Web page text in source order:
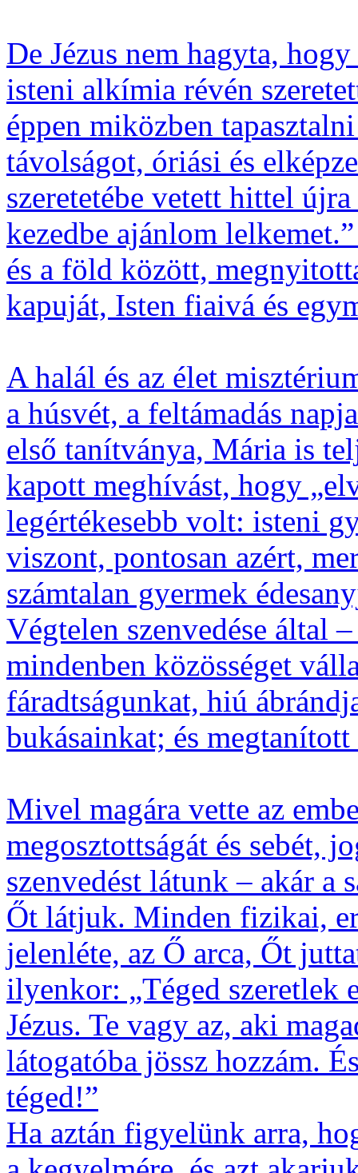
De Jézus nem hagyta,
isteni alkímia révén
éppen miközben
távolságot, óriási és
szeretetébe vetett hittel
kezedbe ajánlom
és a föld között,
kapuját, Isten fiaivá és
A halál és az élet
a húsvét, a feltámadás
első tanítványa, Mária is
kapott meghívást, hogy
legértékesebb volt: isteni
viszont, pontosan azért,
számtalan gyermek
Végtelen szenvedése által
mindenben közösséget
fáradtságunkat, hiú
bukásainkat; és
Mivel magára vette az
megosztottságát és sebét,
szenvedést látunk – akár a
Őt látjuk. Minden fizikai,
jelenléte, az Ő arca, Őt
ilyenkor: „Téged szeretlek
Jézus. Te vagy az, aki
látogatóba jössz hozzám.
téged!”
Ha aztán figyelünk arra,